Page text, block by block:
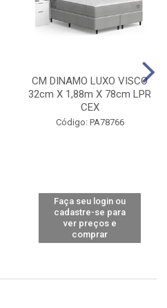
CM DINAMO LUXO VISCO
32cm X 1,88m X 78cm LPR
CEX
Código: PA78766
Faça seu login ou
cadastre-se para
ver preços e
comprar